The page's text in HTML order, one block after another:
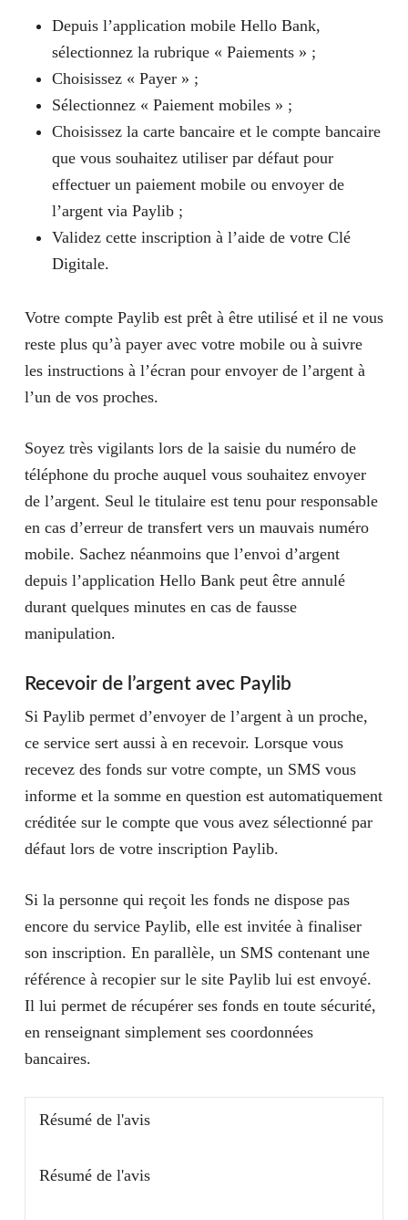
Depuis l’application mobile Hello Bank,
sélectionnez la rubrique « Paiements » ;
Choisissez « Payer » ;
Sélectionnez « Paiement mobiles » ;
Choisissez la carte bancaire et le compte bancaire
que vous souhaitez utiliser par défaut pour
effectuer un paiement mobile ou envoyer de
l’argent via Paylib ;
Validez cette inscription à l’aide de votre Clé
Digitale.
Votre compte Paylib est prêt à être utilisé et il ne vous
reste plus qu’à payer avec votre mobile ou à suivre
les instructions à l’écran pour envoyer de l’argent à
l’un de vos proches.
Soyez très vigilants lors de la saisie du numéro de
téléphone du proche auquel vous souhaitez envoyer
de l’argent. Seul le titulaire est tenu pour responsable
en cas d’erreur de transfert vers un mauvais numéro
mobile. Sachez néanmoins que l’envoi d’argent
depuis l’application Hello Bank peut être annulé
durant quelques minutes en cas de fausse
manipulation.
Recevoir de l’argent avec Paylib
Si Paylib permet d’envoyer de l’argent à un proche,
ce service sert aussi à en recevoir. Lorsque vous
recevez des fonds sur votre compte, un SMS vous
informe et la somme en question est automatiquement
créditée sur le compte que vous avez sélectionné par
défaut lors de votre inscription Paylib.
Si la personne qui reçoit les fonds ne dispose pas
encore du service Paylib, elle est invitée à finaliser
son inscription. En parallèle, un SMS contenant une
référence à recopier sur le site Paylib lui est envoyé.
Il lui permet de récupérer ses fonds en toute sécurité,
en renseignant simplement ses coordonnées
bancaires.
Résumé de l'avis
Résumé de l'avis